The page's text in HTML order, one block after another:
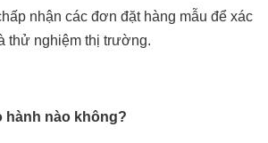
nhận các đơn đặt hàng mẫu để xác
thử nghiệm thị trường.
hành nào không?